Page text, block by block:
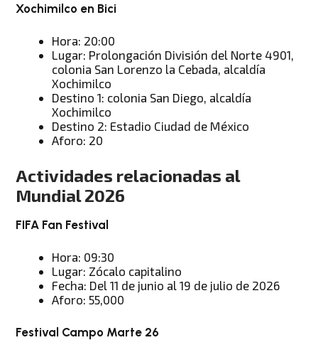
Xochimilco en Bici
Hora: 20:00
Lugar: Prolongación División del Norte 4901,
colonia San Lorenzo la Cebada, alcaldía
Xochimilco
Destino 1: colonia San Diego, alcaldía
Xochimilco
Destino 2: Estadio Ciudad de México
Aforo: 20
Actividades relacionadas al
Mundial 2026
FIFA Fan Festival
Hora: 09:30
Lugar: Zócalo capitalino
Fecha: Del 11 de junio al 19 de julio de 2026
Aforo: 55,000
Festival Campo Marte 26